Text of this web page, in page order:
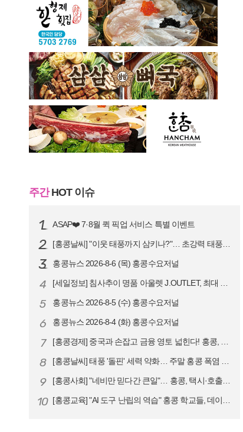
주간HOT 이슈
ASAP❤️ 7·8월 퀵 픽업 서비스 특별 이벤트
[홍콩날씨] "이웃 태풍까지 삼키나?"… 초강력 태풍 '돌핀' 세력 재확…
홍콩뉴스 2026-8-6 (목) 홍콩수요저널
4 [세일정보] 침사추이 명품 아울렛 J.OUTLET, 최대 90% 빅 세일…
5 홍콩뉴스 2026-8-5 (수) 홍콩수요저널
6 홍콩뉴스 2026-8-4 (화) 홍콩수요저널
7 [홍콩경제] 중국과 손잡고 금융 영토 넓힌다! 홍콩, 10대 신규 정책 …
8 [홍콩날씨] 태풍 '돌핀' 세력 약화… 주말 홍콩 폭염 예고
9 [홍콩사회] "네비만 믿다간 큰일"… 홍콩, 택시·호출차 통합 시험 도입…
10 [홍콩교육] "AI 도구 난립의 역습" 홍콩 학교들, 데이터 고립에 교육…